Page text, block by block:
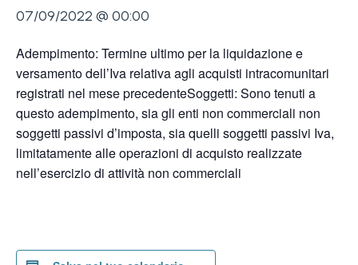
07/09/2022 @ 00:00
Adempimento: Termine ultimo per la liquidazione e
versamento dell’Iva relativa agli acquisti intracomunitari
registrati nel mese precedenteSoggetti: Sono tenuti a
questo adempimento, sia gli enti non commerciali non
soggetti passivi d’imposta, sia quelli soggetti passivi Iva,
limitatamente alle operazioni di acquisto realizzate
nell’esercizio di attività non commerciali